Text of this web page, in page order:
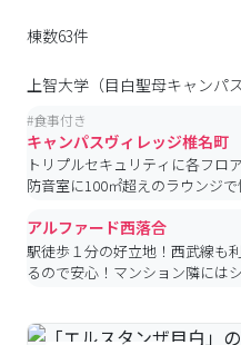
棟数63件
上智大学（目白聖母キャンパス
#食事付き
キャンパスヴィレッジ椎名町
トリプルセキュリティに各フロ
防音室に100㎡超えのラウンジ
アルファード西落合
駅徒歩１分の好立地！西武線も
るので安心！マンション隣には